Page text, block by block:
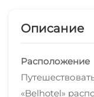
Описание
Расположение
«Belhotel»